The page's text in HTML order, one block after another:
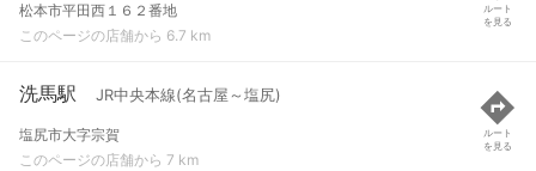
松本市平田西１６２番地
このページの店舗から 6.7 km
ルート
を見る
洗馬駅 JR中央本線(名古屋～塩尻)
塩尻市大字宗賀
このページの店舗から 7 km
ルート
を見る